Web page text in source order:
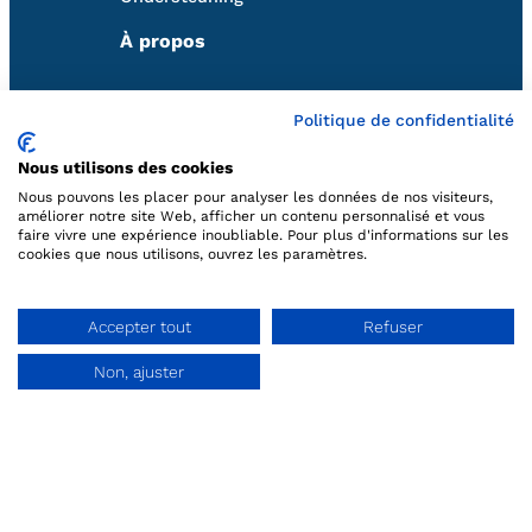
Demo aanvraag
À propos
Nos partenaires
Volg ons
Neem contact met ons op
hello@qweekle.com
Politique de confidentialité
Nous utilisons des cookies
Nous pouvons les placer pour analyser les données de nos visiteurs,
améliorer notre site Web, afficher un contenu personnalisé et vous
faire vivre une expérience inoubliable. Pour plus d'informations sur les
cookies que nous utilisons, ouvrez les paramètres.
Accepter tout Refuser
Non, ajuster